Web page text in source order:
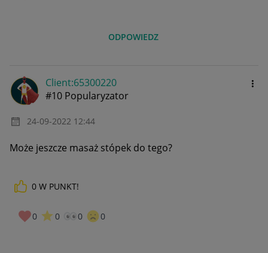
ODPOWIEDZ
Client:65300220
#10 Popularyzator
‎24-09-2022 12:44
Może jeszcze masaż stópek do tego?
0 W PUNKT!
0 0 0 0